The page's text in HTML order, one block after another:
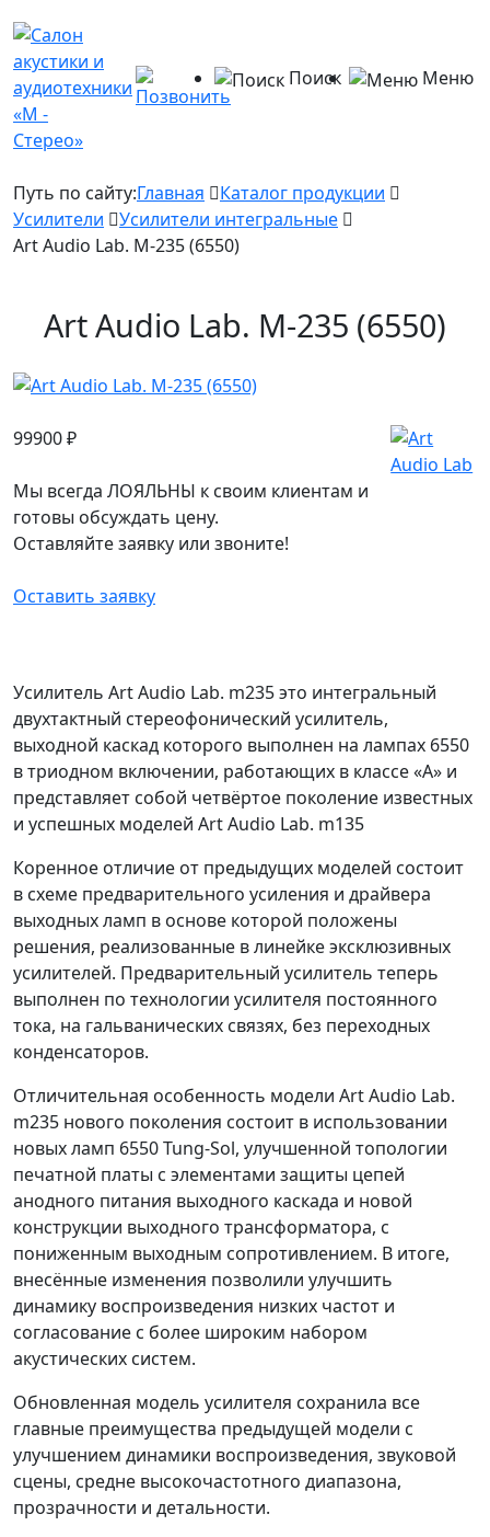
Меню
Поиск
Путь по сайту:Главная
Каталог продукции
Усилители
Усилители интегральные
Art Audio Lab. M-235 (6550)
Art Audio Lab. M-235 (6550)
99900₽
Мы всегда ЛОЯЛЬНЫ к своим клиентам и
готовы обсуждать цену.
Оставляйте заявку или звоните!
Оставить заявку
Усилитель Art Audio Lab. m235 это интегральный
двухтактный стереофонический усилитель,
выходной каскад которого выполнен на лампах 6550
в триодном включении, работающих в классе «А» и
представляет собой четвёртое поколение известных
и успешных моделей Art Audio Lab. m135
Коренное отличие от предыдущих моделей состоит
в схеме предварительного усиления и драйвера
выходных ламп в основе которой положены
решения, реализованные в линейке эксклюзивных
усилителей. Предварительный усилитель теперь
выполнен по технологии усилителя постоянного
тока, на гальванических связях, без переходных
конденсаторов.
Отличительная особенность модели Art Audio Lab.
m235 нового поколения состоит в использовании
новых ламп 6550 Tung-Sol, улучшенной топологии
печатной платы с элементами защиты цепей
анодного питания выходного каскада и новой
конструкции выходного трансформатора, с
пониженным выходным сопротивлением. В итоге,
внесённые изменения позволили улучшить
динамику воспроизведения низких частот и
согласование с более широким набором
акустических систем.
Обновленная модель усилителя сохранила все
главные преимущества предыдущей модели с
улучшением динамики воспроизведения, звуковой
сцены, средне высокочастотного диапазона,
прозрачности и детальности.